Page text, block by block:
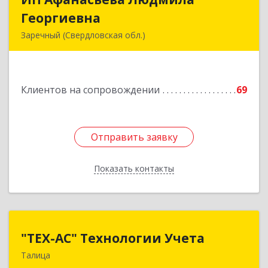
Георгиевна
Заречный (Свердловская обл.)
Клиентов на сопровождении 69
Отправить заявку
Показать контакты
Подробнее
Отправить заявку
Назад
"ТЕХ-АС" Технологии Учета
Талица